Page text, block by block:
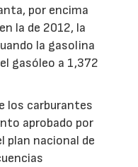
por encima
la de 2012, la
la gasolina
gasóleo a 1,372
los carburantes
aprobado por
plan nacional de